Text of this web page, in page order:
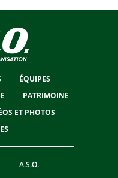
ÉQUIPES
PATRIMOINE
ET PHOTOS
A.S.O.